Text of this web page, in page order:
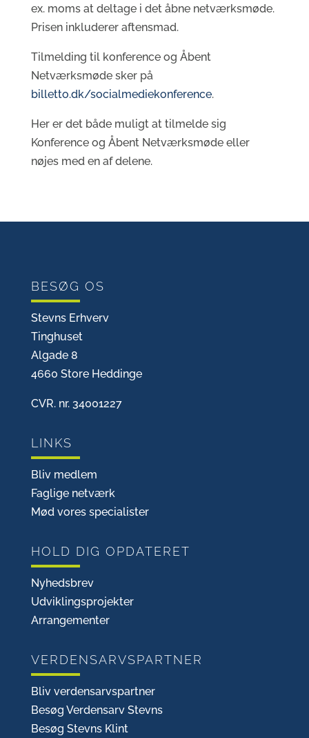
ex. moms at deltage i det åbne netværksmøde.
Prisen inkluderer aftensmad.
Tilmelding til konference og Åbent
Netværksmøde sker på
billetto.dk/socialmediekonference.
Her er det både muligt at tilmelde sig
Konference og Åbent Netværksmøde eller
nøjes med en af delene.
BESØG OS
Stevns Erhverv
Tinghuset
Algade 8
4660 Store Heddinge
CVR. nr. 34001227
LINKS
Bliv medlem
Faglige netværk
Mød vores specialister
HOLD DIG OPDATERET
Nyhedsbrev
Udviklingsprojekter
Arrangementer
VERDENSARVSPARTNER
Bliv verdensarvspartner
Besøg Verdensarv Stevns
Besøg Stevns Klint